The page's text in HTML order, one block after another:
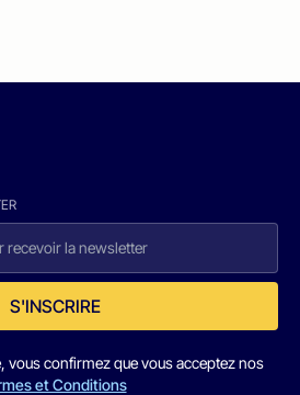
S'INSCRIRE
vous confirmez que vous acceptez nos
et Conditions